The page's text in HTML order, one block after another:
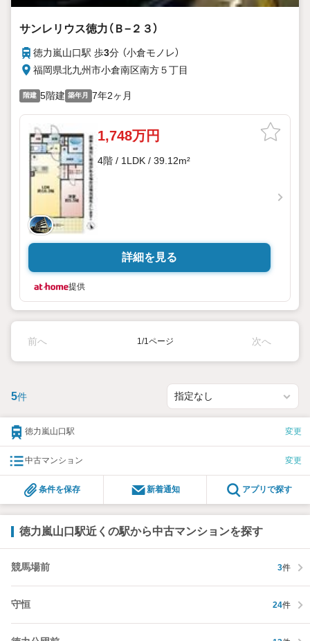
サンレリウス徳力（Ｂ−２３）
徳力嵐山口駅 歩3分 （小倉モノレ）
福岡県北九州市小倉南区南方５丁目
階建 5階建 築年月 7年2ヶ月
1,748万円
4階 / 1LDK / 39.12m²
詳細を見る
提供
前へ 1/1ページ 次へ
5件
徳力嵐山口駅 変更
中古マンション 変更
条件を保存 新着通知 アプリで探す
徳力嵐山口駅近くの駅から中古マンションを探す
競馬場前 3件
守恒 24件